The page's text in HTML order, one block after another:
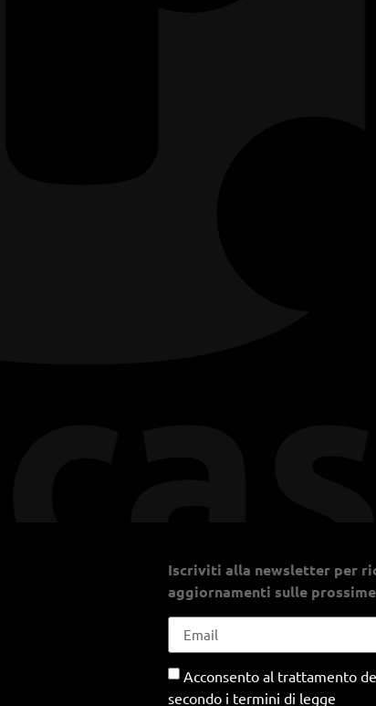
Iscriviti alla newsletter per
aggiornamenti sulle
Acconsento al trattamento
secondo i termini di legge